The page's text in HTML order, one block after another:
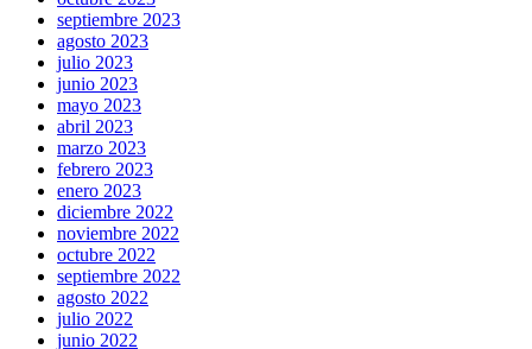
septiembre 2023
agosto 2023
julio 2023
junio 2023
mayo 2023
abril 2023
marzo 2023
febrero 2023
enero 2023
diciembre 2022
noviembre 2022
octubre 2022
septiembre 2022
agosto 2022
julio 2022
junio 2022